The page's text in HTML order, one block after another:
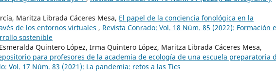
Maritza Librada Cáceres Mesa, El papel de la conciencia fonológica en la
de los entornos virtuales , Revista Conrado: Vol. 18 Núm. 85 (2022): Formación e
sostenible
Quintero López, Irma Quintero López, Maritza Librada Cáceres Mesa,
para profesores de la academia de ecología de una escuela preparatoria
Vol. 17 Núm. 83 (2021): La pandemia: retos a las Tics